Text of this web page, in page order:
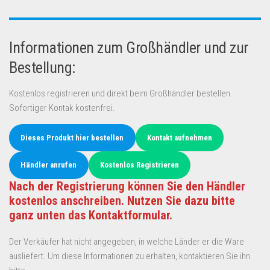
Informationen zum Großhändler und zur
Bestellung:
Kostenlos registrieren und direkt beim Großhändler bestellen.
Sofortiger Kontak kostenfrei.
Dieses Produkt hier bestellen Kontakt aufnehmen
Händler anrufen Kostenlos Registrieren
Nach der Registrierung können Sie den Händler
kostenlos anschreiben. Nutzen Sie dazu bitte
ganz unten das Kontaktformular.
Der Verkäufer hat nicht angegeben, in welche Länder er die Ware
ausliefert. Um diese Informationen zu erhalten, kontaktieren Sie ihn